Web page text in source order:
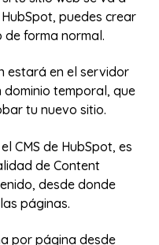
puedes crear
de forma normal.
estará en el servidor
temporal, que
tu nuevo sitio.
CMS de HubSpot, es
de Content
desde donde
páginas.
por página desde